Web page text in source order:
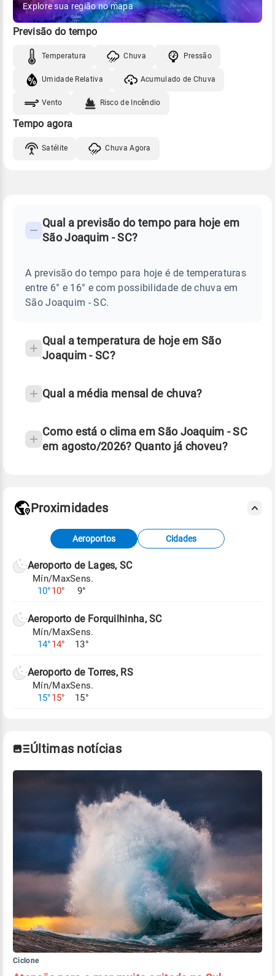
Explore sua região no mapa
Previsão do tempo
Temperatura Chuva Pressão
Umidade Relativa Acumulado de Chuva
Vento Risco de Incêndio
Tempo agora
Satélite Chuva Agora
TEMPO
JOAQUIM
Perguntas
sobre
chuva
Qual a previsão do tempo para hoje em
São Joaquim - SC?
A previsão do tempo para hoje é de temperaturas
entre 6° e 16° e com possibilidade de chuva em
São Joaquim - SC.
Qual a temperatura de hoje em São
Joaquim - SC?
Qual a média mensal de chuva?
Como está o clima em São Joaquim - SC
em agosto/2026? Quanto já choveu?
Fonte: dados combinados de estações
meteorológicas e satélite do Centro de Previsão
de Tempo e Estudos Climáticos (CPTEC).
Para obter mais informações sobre os dados
Proximidades
Aeroportos Cidades
Aeroporto de Lages, SC
Mín/Max
10°10°
Sens.
9°
Aeroporto de Forquilhinha, SC
Mín/Max
14°14°
Sens.
13°
Aeroporto de Torres, RS
Mín/Max
15°15°
Sens.
15°
Últimas notícias
Ciclone